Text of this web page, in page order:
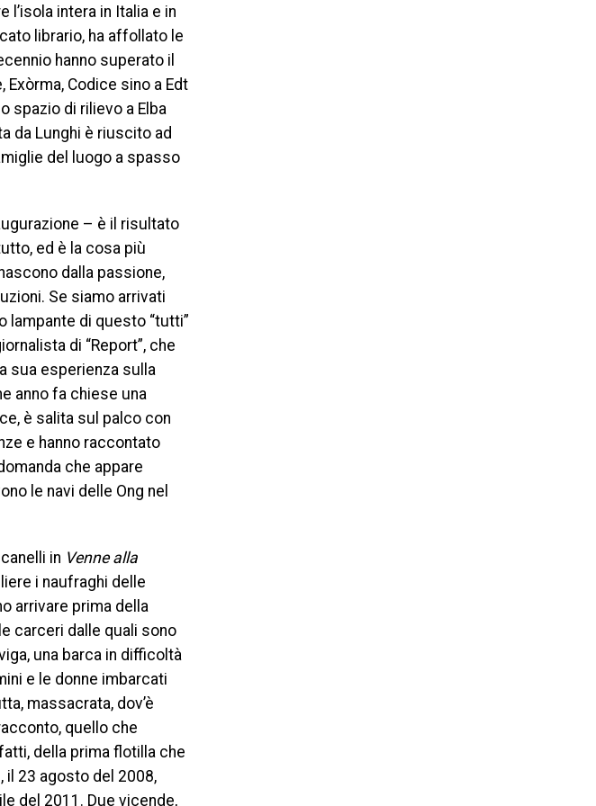
l’isola intera in Italia e in
librario, ha affollato le
hanno superato il
Exòrma, Codice sino a Edt
spazio di rilievo a Elba
da Lunghi è riuscito ad
del luogo a spasso
– è il risultato
ed è la cosa più
dalla passione,
Se siamo arrivati
lampante di questo “tutti”
di “Report”, che
sua esperienza sulla
anno fa chiese una
è salita sul palco con
e hanno raccontato
che appare
le navi delle Ong nel
in Venne alla
i naufraghi delle
arrivare prima della
carceri dalle quali sono
una barca in difficoltà
e le donne imbarcati
massacrata, dov’è
quello che
della prima flotilla che
il 23 agosto del 2008,
del 2011. Due vicende,